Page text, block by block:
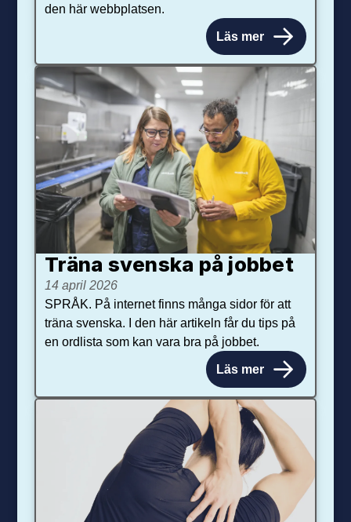
den här webbplatsen.
Läs mer
Träna svenska på jobbet
14 april 2026
SPRÅK. På internet finns många sidor för att
träna svenska. I den här artikeln får du tips på
en ordlista som kan vara bra på jobbet.
Läs mer